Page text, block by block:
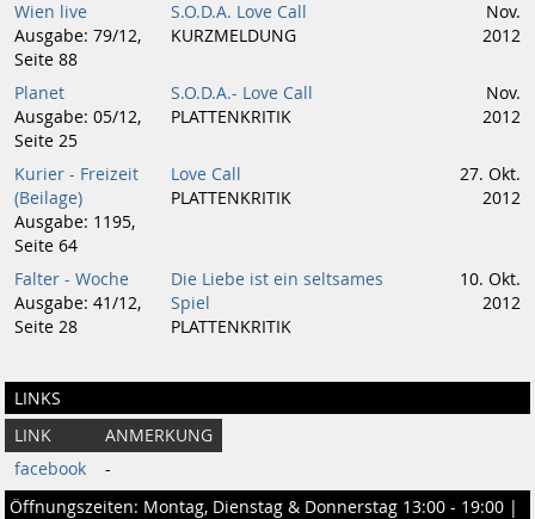
Wien live
Ausgabe: 79/12,
Seite 88
S.O.D.A. Love Call
KURZMELDUNG
Nov.
2012
Planet
Ausgabe: 05/12,
Seite 25
S.O.D.A.- Love Call
PLATTENKRITIK
Nov.
2012
Kurier - Freizeit
(Beilage)
Ausgabe: 1195,
Seite 64
Love Call
PLATTENKRITIK
27. Okt.
2012
Falter - Woche
Ausgabe: 41/12,
Seite 28
Die Liebe ist ein seltsames
Spiel
PLATTENKRITIK
10. Okt.
2012
LINKS
LINK
ANMERKUNG
facebook
-
Öffnungszeiten: Montag, Dienstag & Donnerstag 13:00 - 19:00 |